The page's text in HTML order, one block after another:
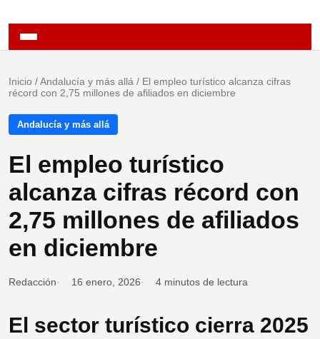
Inicio /Andalucía y más allá / El empleo turístico alcanza cifras
récord con 2,75 millones de afiliados en diciembre
Andalucía y más allá
El empleo turístico
alcanza cifras récord con
2,75 millones de afiliados
en diciembre
Redacción 16 enero, 2026 4 minutos de lectura
El sector turístico cierra 2025